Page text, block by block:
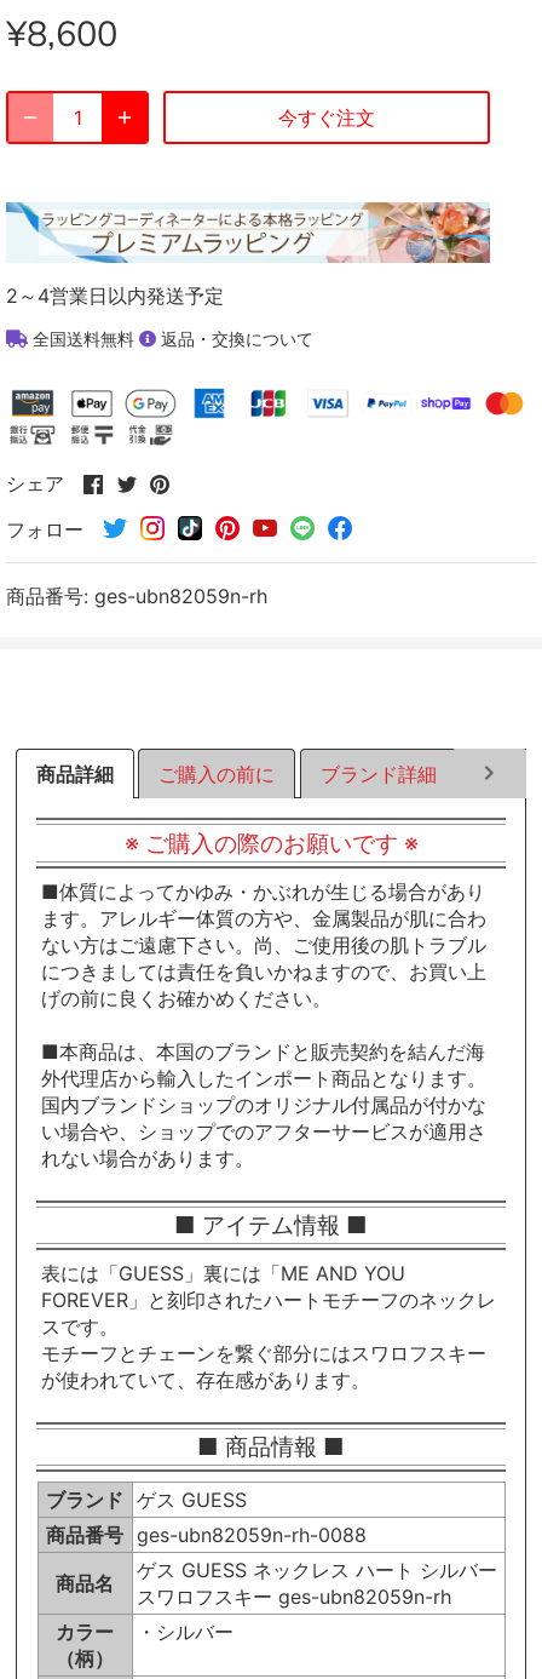
¥8,600
今すぐ注文
2～4営業日以内発送予定
全国送料無料 返品・交換について
シェア
Facebook
シ
ェ
す
Twitter
シ
ェ
ア
す
Pinterest
シ
ェ
ア
フォロー
商品番号: ges-ubn82059n-rh
商品詳細 ご購入の前に ブランド詳細 ラッ
※ ご購入の際のお願いです ※
■体質によってかゆみ・かぶれが生じる場合があり
ます。アレルギー体質の方や、金属製品が肌に合わ
ない方はご遠慮下さい。尚、ご使用後の肌トラブル
につきましては責任を負いかねますので、お買い上
げの前に良くお確かめください。
■本商品は、本国のブランドと販売契約を結んだ海
外代理店から輸入したインポート商品となります。
国内ブランドショップのオリジナル付属品が付かな
い場合や、ショップでのアフターサービスが適用さ
れない場合があります。
■ アイテム情報 ■
表には「GUESS」裏には「ME AND YOU
FOREVER」と刻印されたハートモチーフのネックレ
スです。
モチーフとチェーンを繋ぐ部分にはスワロフスキー
が使われていて、存在感があります。
■ 商品情報 ■
ブランド
ゲス GUESS
商品番号 ges-ubn82059n-rh-0088
商品名
ゲス GUESS ネックレス ハート シルバー
スワロフスキー ges-ubn82059n-rh
カラー
（柄）
・シルバー